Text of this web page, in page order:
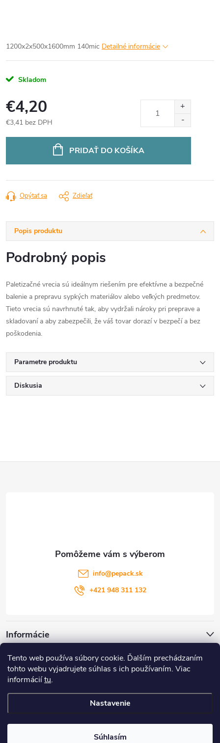
Tento web používa súbory cookie. Ďalším prechádzaním
tohto webu vyjadrujete súhlas s ich používaním. Viac
informáciítu.
Nastavenie
Súhlasím
1200x2x500x1600mm 140mic Detailné informácie
Skladom
€4,20
€3,41 bez DPH
PRIDAŤ DO KOŠÍKA
Opýtať sa Zdieľať
Popis produktu
Podrobný popis
Paletizačné vrecia sú ideálnym riešením pre efektívne a bezpečné
balenie a prepravu sypkých materiálov alebo veľkých predmetov.
Tieto vrecia sú navrhnuté tak, aby vydržali nároky pri preprave a
skladovaní a aby zabezpečili, že váš tovar dorazí v bezpečí a bez
poškodenia.
Parametre produktu
Diskusia
e
Informácie
Zákaznícky servis
info@pepack.sk
+421 948 311 132
Copyright 2026PePack. Všetky práva vyhradené.